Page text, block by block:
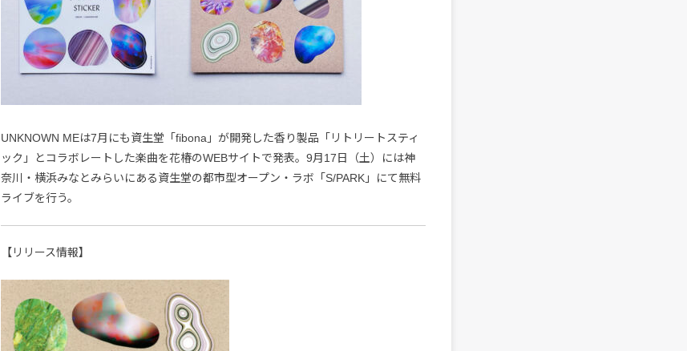
UNKNOWN MEは7月にも資生堂「fibona」が開発した香り製品「リトリートスティ
ック」とコラボレートした楽曲を花椿のWEBサイトで発表。9月17日（土）には神
奈川・横浜みなとみらいにある資生堂の都市型オープン・ラボ「S/PARK」にて無料
ライブを行う。
【リリース情報】